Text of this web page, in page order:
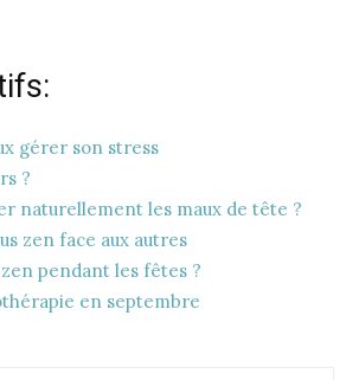
gérer son stress
?
naturellement les maux de tête ?
zen face aux autres
pendant les fêtes ?
en septembre